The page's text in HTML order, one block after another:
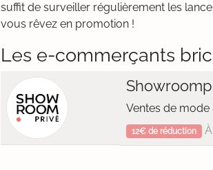
suffit de surveiller régulièrement les
vous rêvez en promotion !
Les e-commerçants
Ventes de
12€ de réduction À